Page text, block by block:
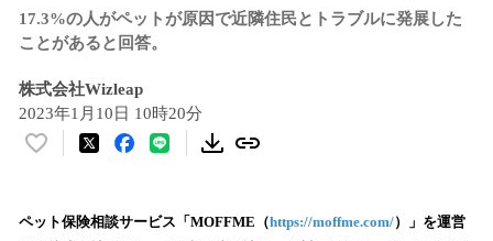
17.3%の人がペットが原因で近隣住民とトラブルに発展した
ことがあると回答。
株式会社Wizleap
2023年1月10日 10時20分
い
！
ペット保険相談サービス「MOFFME（https://moffme.com/）」を運営